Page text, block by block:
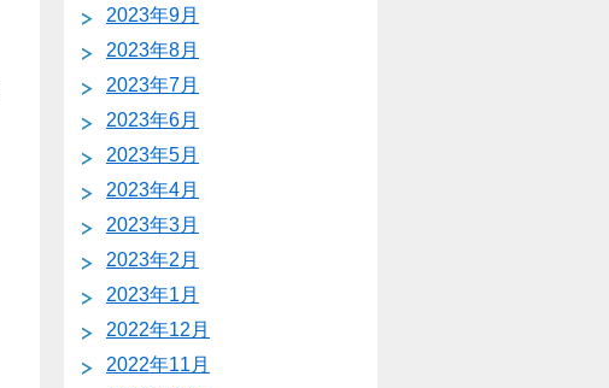
2023年9月
2023年8月
2023年7月
2023年6月
2023年5月
2023年4月
2023年3月
2023年2月
2023年1月
2022年12月
2022年11月